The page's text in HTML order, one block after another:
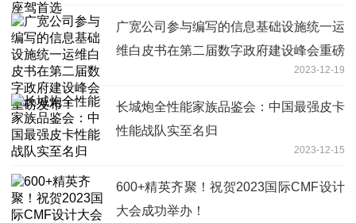
广宽公司参与编写的信息基础设施统一运
维白皮书在第二届数字政府建设峰会重磅
2023-12-19
长城炮全性能家族品鉴会：中国最强皮卡
性能战队实至名归
2023-12-15
600+精英齐聚！祝贺2023国际CMF设计
大会成功举办！